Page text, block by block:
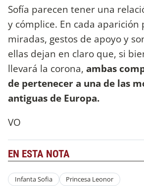
Sofía parecen tener una
y cómplice. En cada aparición
miradas, gestos de apoyo y
ellas dejan en claro que, si
llevará la corona, ambas
de pertenecer a una de las
antiguas de Europa.
VO
EN ESTA NOTA
Infanta Sofia Princesa Leonor